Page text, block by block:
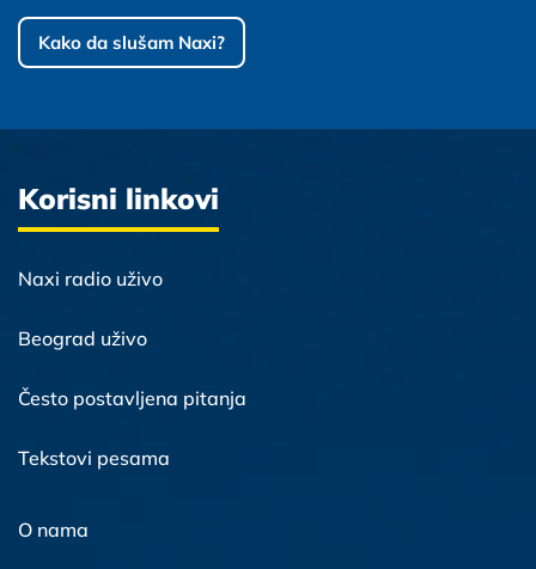
Kako da slušam Naxi?
Korisni linkovi
Naxi radio uživo
Beograd uživo
Često postavljena pitanja
Tekstovi pesama
O nama